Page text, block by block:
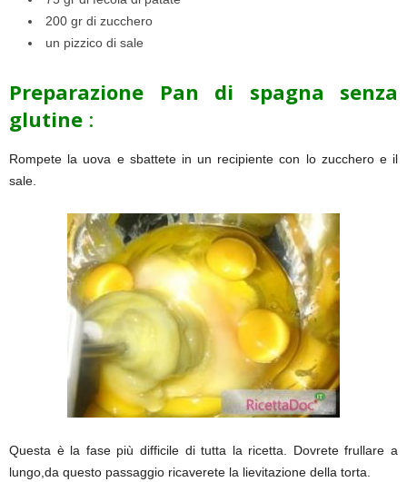
200 gr di zucchero
un pizzico di sale
Preparazione Pan di spagna senza
glutine :
Rompete la uova e sbattete in un recipiente con lo zucchero e il
sale.
Questa è la fase più difficile di tutta la ricetta. Dovrete frullare a
lungo,da questo passaggio ricaverete la lievitazione della torta.